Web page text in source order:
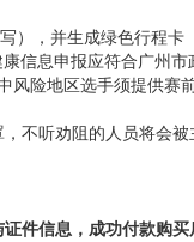
），并生成绿色行程
信息申报应符合广州市
险地区选手须提供赛
不听劝阻的人员将会被
件信息，成功付款购